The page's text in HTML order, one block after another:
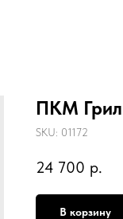
ПКМ
SKU: 01172
24 700 р.
В корзину